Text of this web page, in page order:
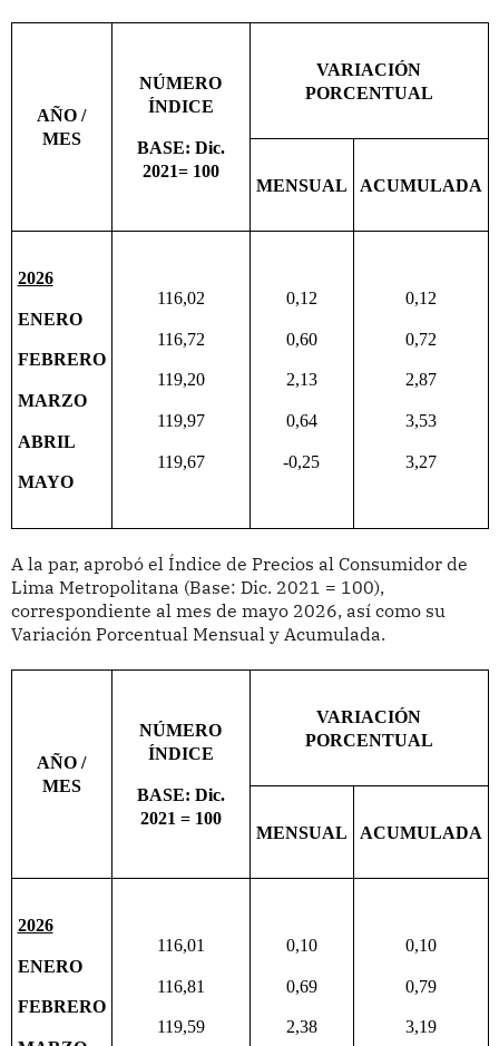
AÑO /
MES
NÚMERO
ÍNDICE
BASE: Dic.
2021= 100
VARIACIÓN
PORCENTUAL
MENSUAL ACUMULADA
2026
ENERO
FEBRERO
MARZO
ABRIL
MAYO
116,02
116,72
119,20
119,97
119,67
0,12
0,60
2,13
0,64
-0,25
0,12
0,72
2,87
3,53
3,27
A la par, aprobó el Índice de Precios al Consumidor de
Lima Metropolitana (Base: Dic. 2021 = 100),
correspondiente al mes de mayo 2026, así como su
Variación Porcentual Mensual y Acumulada.
AÑO /
MES
NÚMERO
ÍNDICE
BASE: Dic.
2021 = 100
VARIACIÓN
PORCENTUAL
MENSUAL ACUMULADA
2026
ENERO
FEBRERO
116,01
116,81
119,59
0,10
0,69
2,38
0,10
0,79
3,19